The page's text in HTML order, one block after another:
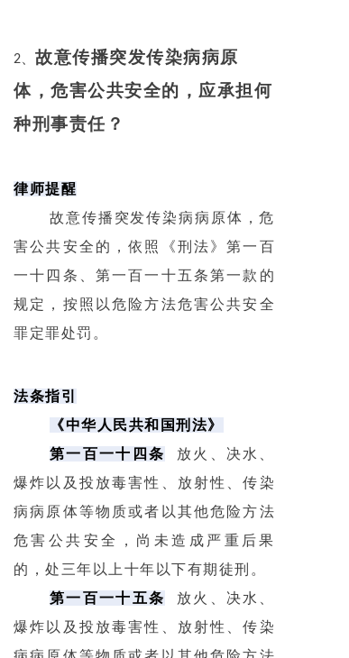
2、 故意传播突发传染病病原
体，危害公共安全的，应承担何
种刑事责任？
律师提醒
故意传播突发传染病病原体，危
害公共安全的，依照《刑法》第一百
一十四条、第一百一十五条第一款的
规定，按照以危险方法危害公共安全
罪定罪处罚。
法条指引
《中华人民共和国刑法》
第一百一十四条
放火、决水、
爆炸以及投放毒害性、放射性、传染
病病原体等物质或者以其他危险方法
危害公共安全，尚未造成严重后果
的，处三年以上十年以下有期徒刑。
第一百一十五条
放火、决水、
爆炸以及投放毒害性、放射性、传染